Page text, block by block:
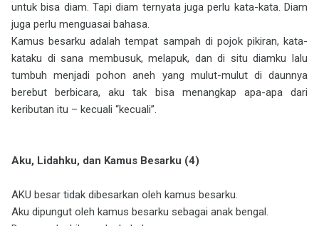
untuk bisa diam. Tapi diam ternyata juga perlu kata-kata. Diam
juga perlu menguasai bahasa.
Kamus besarku adalah tempat sampah di pojok pikiran, kata-
kataku di sana membusuk, melapuk, dan di situ diamku lalu
tumbuh menjadi pohon aneh yang mulut-mulut di daunnya
berebut berbicara, aku tak bisa menangkap apa-apa dari
keributan itu – kecuali “kecuali”.
Aku, Lidahku, dan Kamus Besarku (4)
AKU besar tidak dibesarkan oleh kamus besarku.
Aku dipungut oleh kamus besarku sebagai anak bengal.